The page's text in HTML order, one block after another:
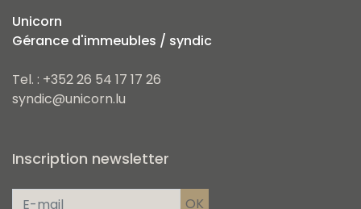
Unicorn
Gérance d'immeubles / syndic
Tel. : +352 26 54 17 17 26
syndic@unicorn.lu
Inscription newsletter